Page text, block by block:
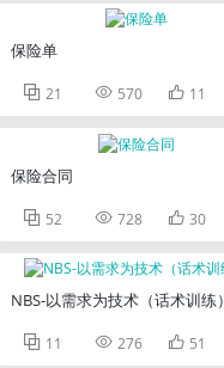
保险单
 21  570  11
保险合同
 52  728  30
NBS-以需求为技术（话术训练）
 11  276  51